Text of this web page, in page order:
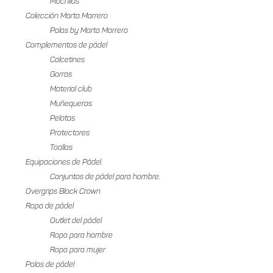
Colección Marta Marrero
Palas by Marta Marrero
Complementos de pádel
Calcetines
Gorras
Material club
Muñequeras
Pelotas
Protectores
Toallas
Equipaciones de Pádel.
Conjuntos de pádel para hombre.
Overgrips Black Crown
Ropa de pádel
Outlet del pádel
Ropa para hombre
Ropa para mujer
Palas de pádel